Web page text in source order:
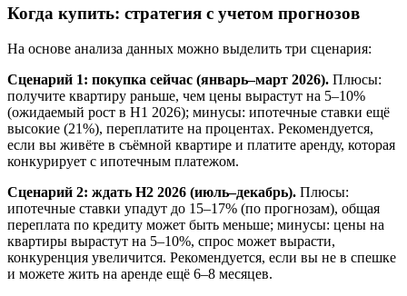
Когда купить: стратегия с учетом прогнозов
На основе анализа данных можно выделить три сценария:
Сценарий 1: покупка сейчас (январь–март 2026). Плюсы:
получите квартиру раньше, чем цены вырастут на 5–10%
(ожидаемый рост в H1 2026); минусы: ипотечные ставки ещё
высокие (21%), переплатите на процентах. Рекомендуется,
если вы живёте в съёмной квартире и платите аренду, которая
конкурирует с ипотечным платежом.
Сценарий 2: ждать H2 2026 (июль–декабрь). Плюсы:
ипотечные ставки упадут до 15–17% (по прогнозам), общая
переплата по кредиту может быть меньше; минусы: цены на
квартиры вырастут на 5–10%, спрос может вырасти,
конкуренция увеличится. Рекомендуется, если вы не в спешке
и можете жить на аренде ещё 6–8 месяцев.